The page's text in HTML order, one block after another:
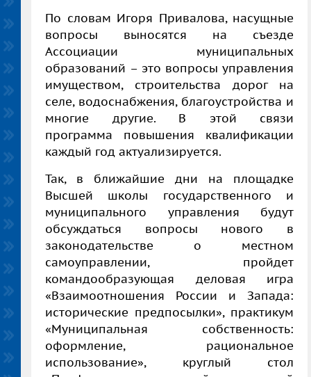
По словам Игоря Привалова, насущные
вопросы выносятся на съезде
Ассоциации муниципальных
образований – это вопросы управления
имуществом, строительства дорог на
селе, водоснабжения, благоустройства и
многие другие. В этой связи
программа повышения квалификации
каждый год актуализируется.
Так, в ближайшие дни на площадке
Высшей школы государственного и
муниципального управления будут
обсуждаться вопросы нового в
законодательстве о местном
самоуправлении, пройдет
командообразующая деловая игра
«Взаимоотношения России и Запада:
исторические предпосылки», практикум
«Муниципальная собственность:
оформление, рациональное
использование», круглый стол